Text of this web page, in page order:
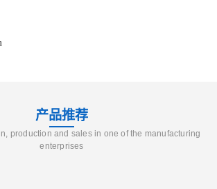
产品推荐
production and sales in one of the manufacturing
enterprises